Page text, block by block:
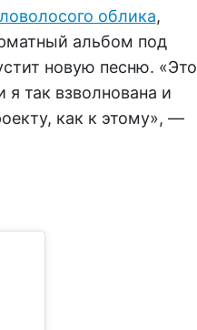
облика,
альбом под
новую песню. «Это
так взволнована и
как к этому», —